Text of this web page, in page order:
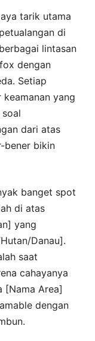
tarik utama
di
lintasan
dengan
Setiap
yang
dari atas
bener bikin
banget spot
di atas
yang
Danau].
saat
cahayanya
[Nama Area]
dengan